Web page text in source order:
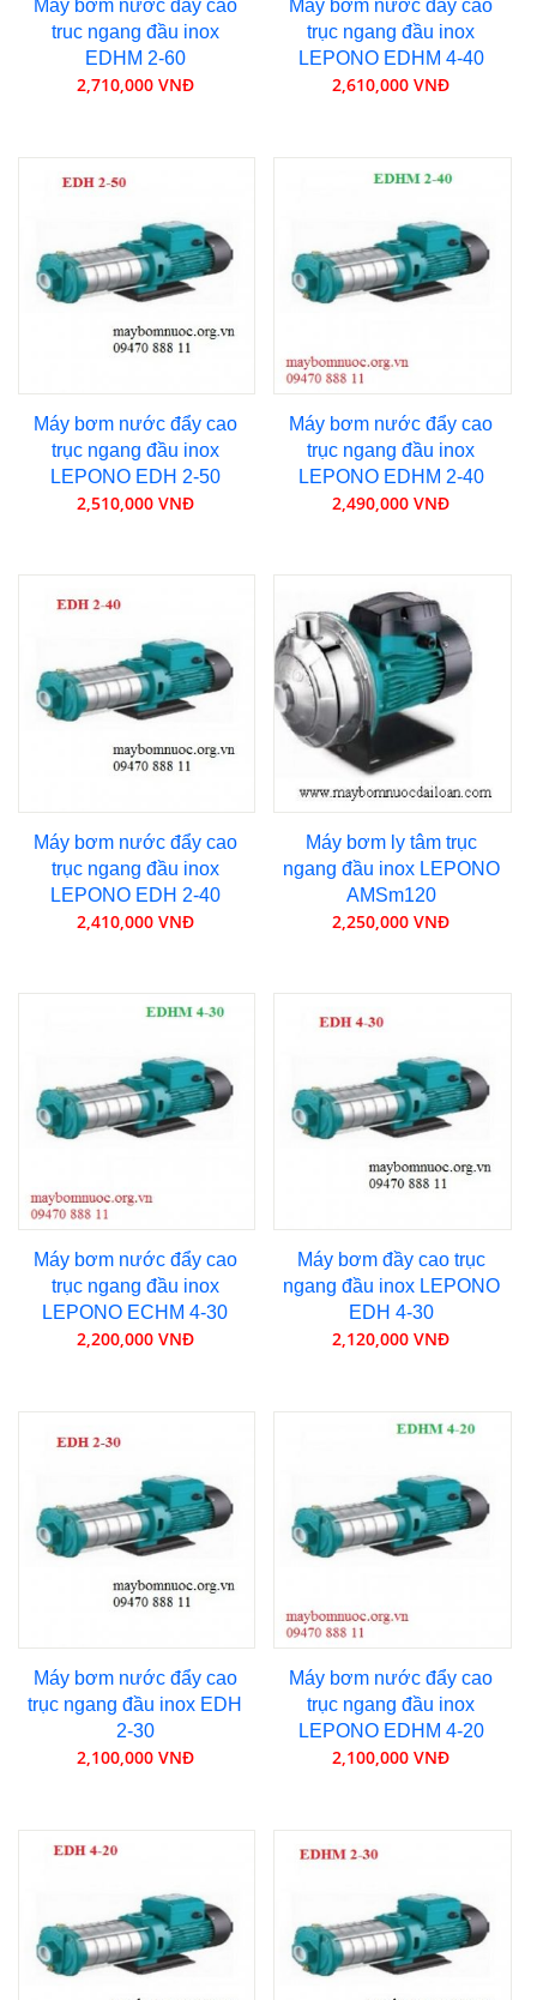
Máy bơm nước đẩy cao
truc ngang đầu inox
EDHM 2-60
2,710,000 VNĐ
Máy bơm nước đẩy cao
trục ngang đầu inox
LEPONO EDHM 4-40
2,610,000 VNĐ
Máy bơm nước đẩy cao
trục ngang đầu inox
LEPONO EDH 2-50
2,510,000 VNĐ
Máy bơm nước đẩy cao
trục ngang đầu inox
LEPONO EDHM 2-40
2,490,000 VNĐ
Máy bơm nước đẩy cao
trục ngang đầu inox
LEPONO EDH 2-40
2,410,000 VNĐ
Máy bơm ly tâm trục
ngang đầu inox LEPONO
AMSm120
2,250,000 VNĐ
Máy bơm nước đẩy cao
trục ngang đầu inox
LEPONO ECHM 4-30
2,200,000 VNĐ
Máy bơm đầy cao trục
ngang đầu inox LEPONO
EDH 4-30
2,120,000 VNĐ
Máy bơm nước đẩy cao
trục ngang đầu inox EDH
2-30
2,100,000 VNĐ
Máy bơm nước đẩy cao
trục ngang đầu inox
LEPONO EDHM 4-20
2,100,000 VNĐ